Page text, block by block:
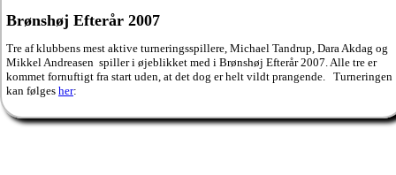
Brønshøj Efterår 2007
Tre af klubbens mest aktive turneringsspillere, Michael Tandrup, Dara Akdag og
Mikkel Andreasen spiller i øjeblikket med i Brønshøj Efterår 2007. Alle tre er
kommet fornuftigt fra start uden, at det dog er helt vildt prangende. Turneringen
kan følges her: